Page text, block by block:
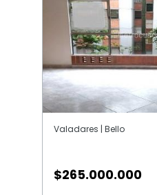
Valadares | Bello
$265.000.000